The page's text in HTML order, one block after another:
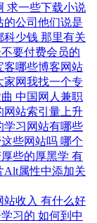
求一些下载小说
的公司他们说是
科少钱 那里有关
要付费会员的
客哪些博客网站
家网我找一个专
中国网人兼职
网站索引量上升
学习网站有哪些
些网站吗 哪个
些的厚黑学 有
Alt属性中添加关
站收入 有什么好
习的 如何到中